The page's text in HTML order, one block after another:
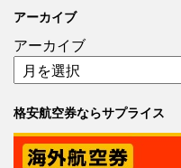
アーカイブ
アーカイブ
格安航空券ならサプライス